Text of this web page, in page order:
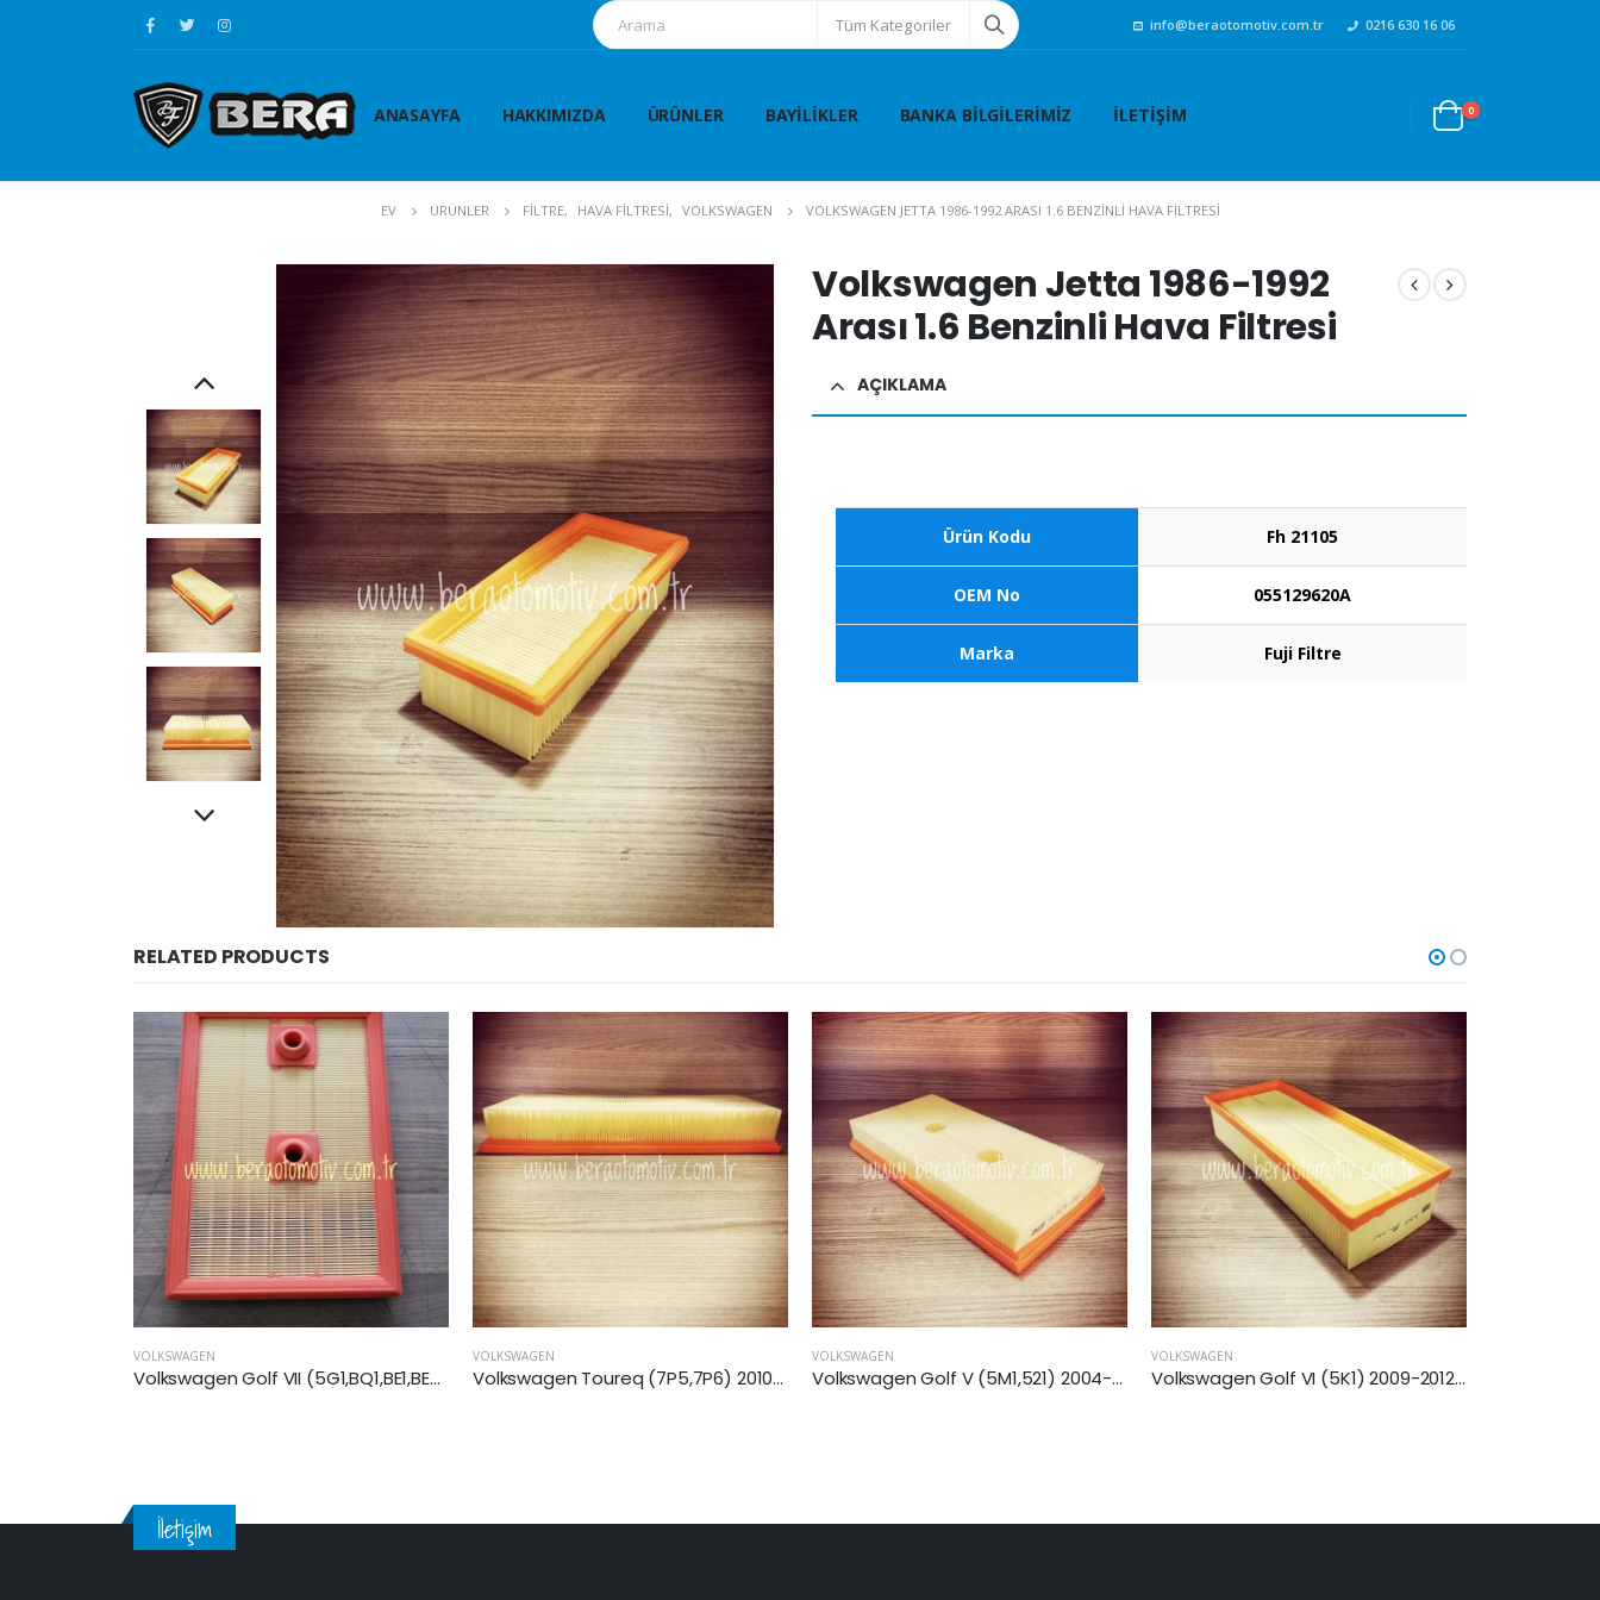
Tüm Kategoriler info@beraotomotiv.com.tr 0216 630 16 06
ANASAYFA HAKKIMIZDA ÜRÜNLER BAYILIKLER BANKA BILGILERIMIZ İLETIŞIM 0
EV ÜRÜNLER FİLTRE, HAVA FİLTRESİ, VOLKSWAGEN VOLKSWAGEN JETTA 1986-1992 ARASI 1.6 BENZINLI HAVA FILTRESI
Volkswagen Jetta 1986-1992
Arası 1.6 Benzinli Hava Filtresi
AÇIKLAMA
Ürün Kodu Fh 21105
OEM No 055129620A
Marka Fuji Filtre
RELATED PRODUCTS
VOLKSWAGEN
Volkswagen Toureq (7P5,7P6) 2010-2018 Arası 3.0 V6 Tdi Hava Filtresi
VOLKSWAGEN
Volkswagen Golf V (5M1,521) 2004-2008 Arası 1.6 Fsi Benzinli Hava Filtresi
VOLKSWAGEN
Volkswagen Golf VI (5K1) 2009-2012 Arası 1.6 Tdi Hava Filtresi
VOLKSWAGEN
Volkswagen Golf VII (5G1,BQ1,BE1,BE2) 2013 Sonrası 1.6 Dizel Hava Filtresi
İletişim